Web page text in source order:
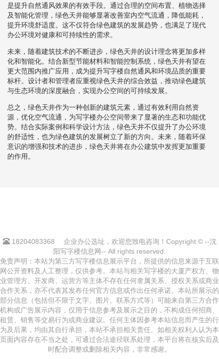
是提升自然通风效果的有效手段。通过合理的空间布置、植物选择
及智能化管理，绿色天井能够显著改善室内空气流通，降低能耗，
提升环境舒适度。这不仅符合绿色建筑的发展趋势，也满足了现代
办公环境对健康和可持续性的需求。
未来，随着建筑技术的不断进步，绿色天井的设计理念将更加多样
化和智能化。结合新型节能材料和智能控制系统，绿色天井有望在
更大范围内推广应用，成为提升写字楼自然通风和环境品质的重要
标杆。设计者和管理者应重视绿色天井的综合效益，推动绿色建筑
与生态环境的深度融合，实现办公空间的可持续发展。
总之，绿色天井作为一种创新的建筑元素，通过有效利用自然资
源，优化空气流通，为写字楼办公空间带来了显著的生态和功能优
势。结合实际案例和科学设计方法，绿色天井不仅提升了办公环境
的舒适性，也为绿色建筑的发展树立了新的方向。未来，随着环保
意识的增强和技术的进步，绿色天井将在办公建筑中发挥更加重要
的作用。
18204083368
企业办公选址，欢迎您致电咨询！Copyright © --沈
阳写字楼信息网-- All rights reserved.
免责声明：本站为第三方写字楼信息展示平台，所提供的信息来源于互联
网公开资料及人工整理，仅供参考。本站与相关写字楼的大厦产权方、物
业管理方、开发商、运营方等主体不存在任何隶属关系、授权关系或商业
合作关系，亦不代表其发布任何官方信息或作出任何承诺。本站所展示的
部分信息（包括但不限于文字、图片、联系方式等）可能来自第三方合作
机构或广告展示内容，仅用于信息参考及展示之目的，不构成任何招商、
租赁、销售等交易行为或商业建议。任何主体因参考本站信息而产生的行
为及后果，均由其自行承担，本站不承担相关责任。如相关权利人认为本
页面内容存在不当之处，可通过合法途径联系处理，本平台将在核实后及
时配合调整或删除相关内容，非常感谢。